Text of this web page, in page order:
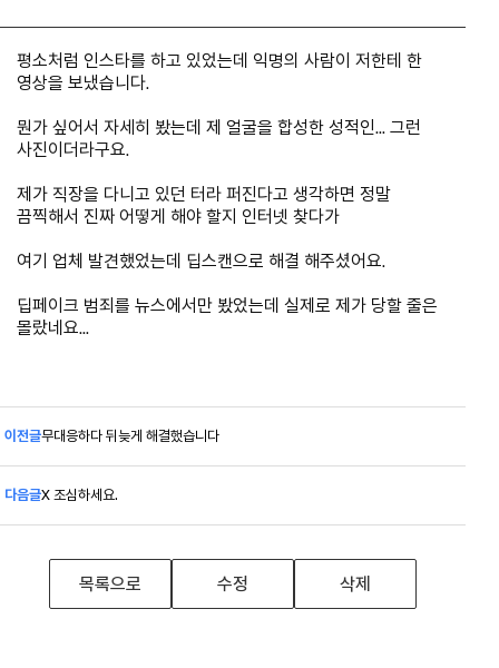
평소처럼 인스타를 하고 있었는데 익명의 사람이 저한테 한
영상을 보냈습니다.
뭔가 싶어서 자세히 봤는데 제 얼굴을 합성한 성적인... 그런
사진이더라구요.
제가 직장을 다니고 있던 터라 퍼진다고 생각하면 정말
끔찍해서 진짜 어떻게 해야 할지 인터넷 찾다가
여기 업체 발견했었는데 딥스캔으로 해결 해주셨어요.
딥페이크 범죄를 뉴스에서만 봤었는데 실제로 제가 당할 줄은
몰랐네요...
이전글무대응하다 뒤늦게 해결했습니다
다음글X 조심하세요.
목록으로 수정 삭제